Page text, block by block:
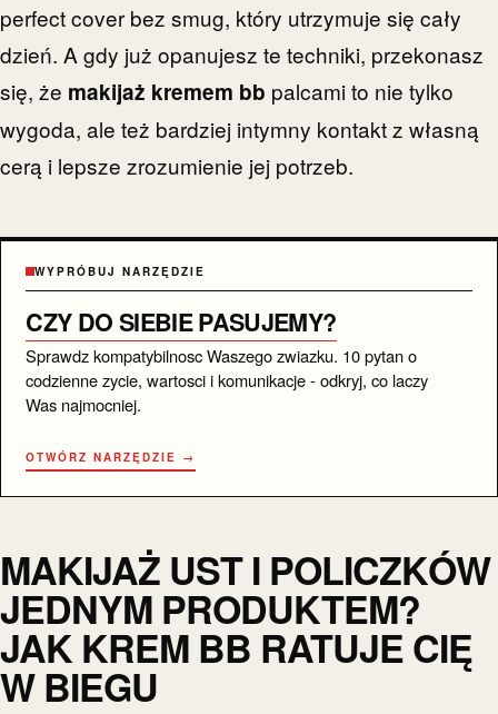
perfect cover bez smug, który utrzymuje się cały
dzień. A gdy już opanujesz te techniki, przekonasz
się, że makijaż kremem bb palcami to nie tylko
wygoda, ale też bardziej intymny kontakt z własną
cerą i lepsze zrozumienie jej potrzeb.
WYPRÓBUJ NARZĘDZIE
CZY DO SIEBIE PASUJEMY?
Sprawdz kompatybilnosc Waszego zwiazku. 10 pytan o
codzienne zycie, wartosci i komunikacje - odkryj, co laczy
Was najmocniej.
OTWÓRZ NARZĘDZIE →
MAKIJAŻ UST I POLICZKÓW
JEDNYM PRODUKTEM?
JAK KREM BB RATUJE CIĘ
W BIEGU